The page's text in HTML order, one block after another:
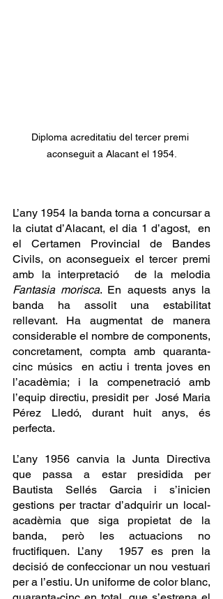
Diploma acreditatiu del tercer premi
aconseguit a Alacant el 1954.
L’any 1954 la banda torna a concursar a
la ciutat d’Alacant, el dia 1 d’agost,  en
el Certamen Provincial de Bandes
Civils, on aconsegueix el tercer premi
Fantasia morisca. En aquests anys la
banda ha assolit una estabilitat
rellevant. Ha augmentat de manera
considerable el nombre de components,
concretament, compta amb quaranta-
cinc músics  en actiu i trenta joves en
l’acadèmia; i la compenetració amb
l’equip directiu, presidit per  José Maria
Pérez Lledó, durant huit anys, és
perfecta.
L’any 1956 canvia la Junta Directiva
que passa a estar presidida per
Bautista Sellés Garcia i s’inicien
gestions per tractar d’adquirir un local-
acadèmia que siga propietat de la
banda, però les actuacions no
fructifiquen. L’any  1957 es pren la
decisió de confeccionar un nou vestuari
per a l’estiu. Un uniforme de color blanc,